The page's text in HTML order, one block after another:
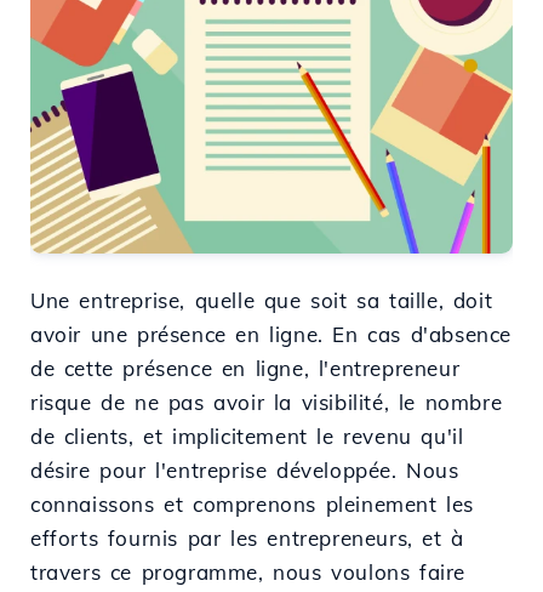
Une entreprise, quelle que soit sa taille, doit
avoir une présence en ligne. En cas d'absence
de cette présence en ligne, l'entrepreneur
risque de ne pas avoir la visibilité, le nombre
de clients, et implicitement le revenu qu'il
désire pour l'entreprise développée. Nous
connaissons et comprenons pleinement les
efforts fournis par les entrepreneurs, et à
travers ce programme, nous voulons faire